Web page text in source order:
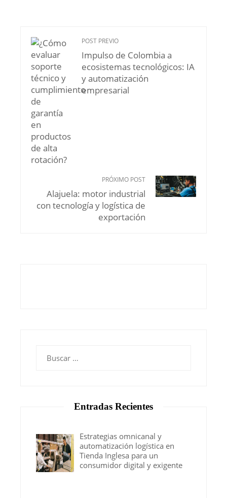
POST PREVIO
Impulso de Colombia a
ecosistemas tecnológicos: IA
y automatización
empresarial
PRÓXIMO POST
Alajuela: motor industrial
con tecnología y logística de
exportación
Entradas Recientes
Estrategias omnicanal y
automatización logística en
Tienda Inglesa para un
consumidor digital y exigente